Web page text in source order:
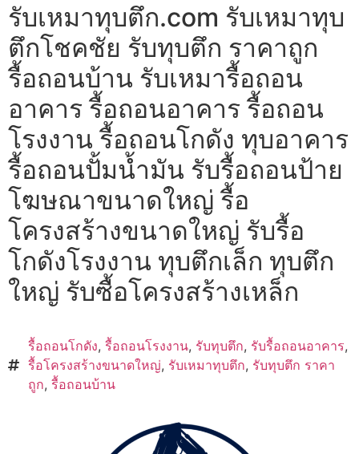
รับเหมาทุบตึก.com รับเหมาทุบ
ตึกโชคชัย รับทุบตึก ราคาถูก
รื้อถอนบ้าน รับเหมารื้อถอน
อาคาร รื้อถอนอาคาร รื้อถอน
โรงงาน รื้อถอนโกดัง ทุบอาคาร
รื้อถอนปั้มน้ำมัน รับรื้อถอนป้าย
โฆษณาขนาดใหญ่ รื้อ
โครงสร้างขนาดใหญ่ รับรื้อ
โกดังโรงงาน ทุบตึกเล็ก ทุบตึก
ใหญ่ รับซื้อโครงสร้างเหล็ก
รื้อถอนโกดัง, รื้อถอนโรงงาน, รับทุบตึก, รับรื้อถอนอาคาร,
รื้อโครงสร้างขนาดใหญ่, รับเหมาทุบตึก, รับทุบตึก ราคา
ถูก, รื้อถอนบ้าน